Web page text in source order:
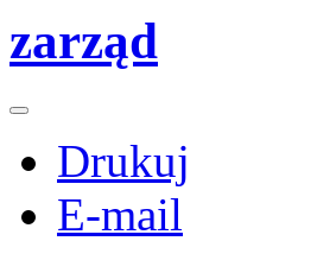
zarząd
Drukuj
E-mail